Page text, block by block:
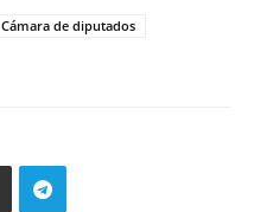
Cámara de diputados